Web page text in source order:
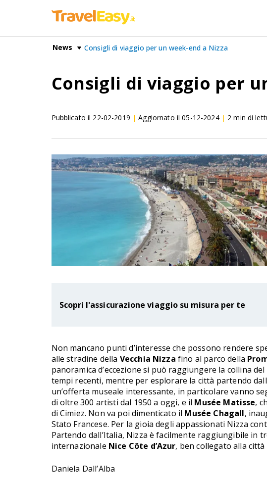
News Consigli di viaggio per un week-end a Nizza
Consigli di viaggio per
Pubblicato il 22-02-2019 |Aggiornato il05-12-2024| 2 min di
Scopri l'assicurazione viaggio su misura per te
Non mancano punti d’interesse che possono rendere
alle stradine della Vecchia Nizza fino al parco della
panoramica d’eccezione si può raggiungere la collina del
tempi recenti, mentre per esplorare la città partendo
un’offerta museale interessante, in particolare vanno
di oltre 300 artisti dal 1950 a oggi, e il Musée Matisse,
di Cimiez. Non va poi dimenticato il Musée Chagall,
Stato Francese. Per la gioia degli appassionati Nizza
Partendo dall’Italia, Nizza è facilmente raggiungibile in
internazionale Nice Côte d’Azur, ben collegato alla
Daniela Dall’Alba